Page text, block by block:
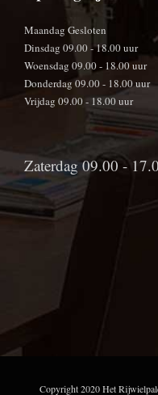
Maandag Gesloten
Dinsdag 09.00 - 18.00 uur
Woensdag 09.00 - 18.00 uur
Donderdag 09.00 - 18.00 uur
Vrijdag 09.00 - 18.00 uur
Zaterdag 09.00 -
Copyright 2020 Het